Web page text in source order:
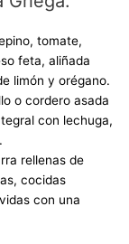
tomate,
feta, aliñada
limón y orégano.
o cordero asada
con lechuga,
rellenas de
cocidas
con una